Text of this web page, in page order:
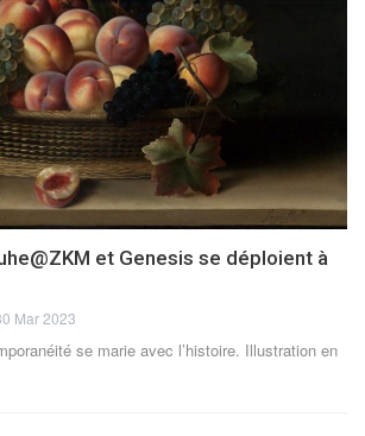
et Genesis se déploient à
Mar 2023
se marie avec l’histoire. Illustration en